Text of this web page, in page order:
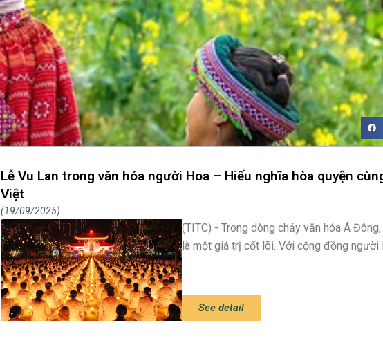
Lễ Vu Lan trong văn hóa người Hoa – Hiếu nghĩa hòa quyện
Việt
19/09/2025
(TITC) - Trong dòng chảy văn hóa Á
là một giá trị cốt lõi. Với cộng đồng người
See detail